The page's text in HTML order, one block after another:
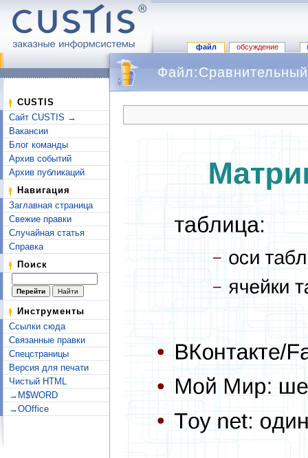
файл обсуждение
CUSTIS
Сайт CUSTIS →
Вакансии
Блог команды
Архив событий
Архив публикаций
Навигация
Заглавная страница
Свежие правки
Случайная статья
Справка
Поиск
Инструменты
Ссылки сюда
Связанные правки
Спецстраницы
Версия для печати
Чистый HTML
→M$WORD
→OOffice